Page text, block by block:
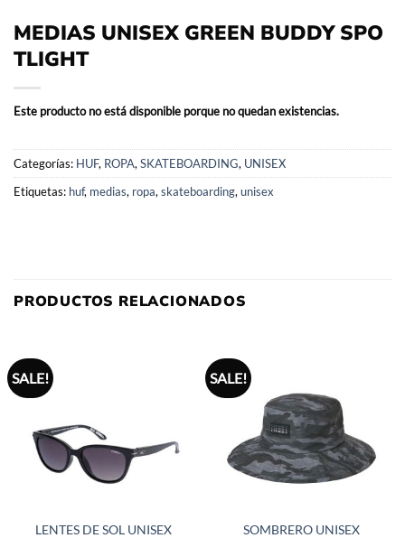
MEDIAS UNISEX GREEN BUDDY SPO
TLIGHT
Este producto no está disponible porque no quedan existencias.
Categorías: HUF, ROPA, SKATEBOARDING, UNISEX
Etiquetas: huf, medias, ropa, skateboarding, unisex
PRODUCTOS RELACIONADOS
SALE!
LENTES DE SOL UNISEX
SALE!
SOMBRERO UNISEX